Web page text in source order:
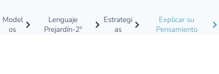
Model
os
Lenguaje
Prejardín-2º
Estrategi
as
Explicar su
Pensamiento